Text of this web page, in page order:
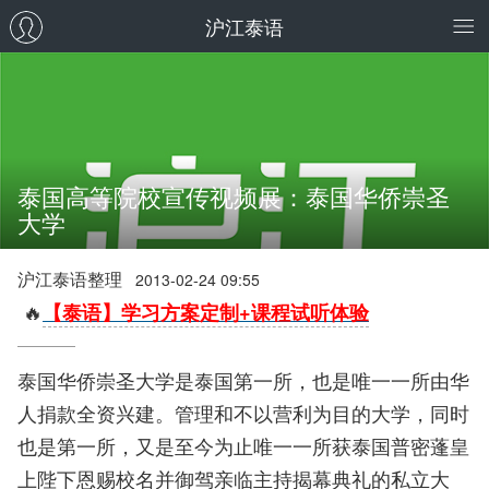
沪江泰语
泰国高等院校宣传视频展：泰国华侨崇圣
大学
沪江泰语整理 2013-02-24 09:55
🔥 【泰语】学习方案定制+课程试听体验
泰国华侨崇圣大学是泰国第一所，也是唯一一所由华
人捐款全资兴建。管理和不以营利为目的大学，同时
也是第一所，又是至今为止唯一一所获泰国普密蓬皇
上陛下恩赐校名并御驾亲临主持揭幕典礼的私立大